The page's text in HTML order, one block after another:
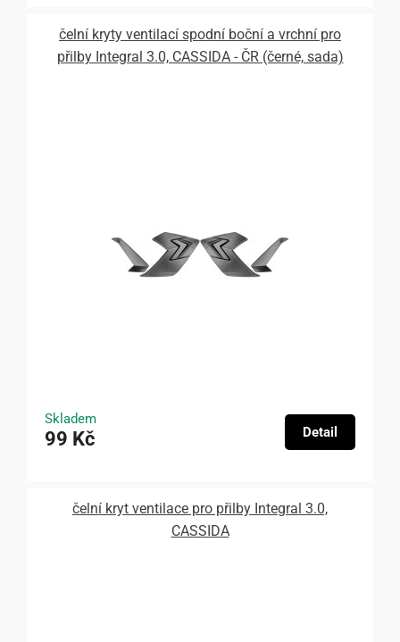
čelní kryty ventilací spodní boční a vrchní pro
přilby Integral 3.0, CASSIDA - ČR (černé, sada)
Skladem
99 Kč Detail
čelní kryt ventilace pro přilby Integral 3.0,
CASSIDA